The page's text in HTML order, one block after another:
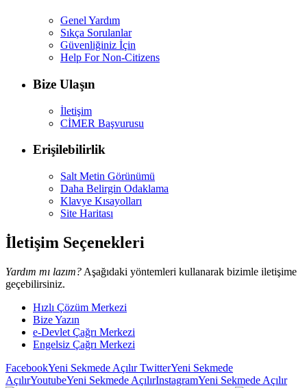
Genel Yardım
Sıkça Sorulanlar
Güvenliğiniz İçin
Help For Non-Citizens
Bize Ulaşın
İletişim
CİMER Başvurusu
Erişilebilirlik
Salt Metin Görünümü
Daha Belirgin Odaklama
Klavye Kısayolları
Site Haritası
İletişim Seçenekleri
Yardım mı lazım? Aşağıdaki yöntemleri kullanarak bizimle iletişime
geçebilirsiniz.
Hızlı Çözüm Merkezi
Bize Yazın
e-Devlet Çağrı Merkezi
Engelsiz Çağrı Merkezi
FacebookYeni Sekmede AçılırTwitterYeni Sekmede
AçılırYoutubeYeni Sekmede AçılırInstagramYeni Sekmede Açılır